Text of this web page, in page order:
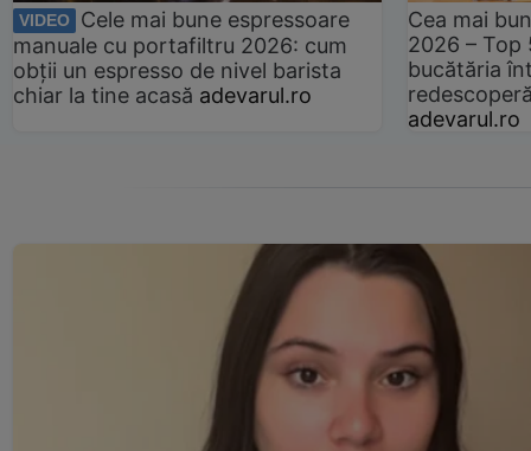
VIDEO
Cele mai bune espressoare
manuale cu portafiltru 2026: cum
obții un espresso de nivel barista
chiar la tine acasă adevarul.ro
Cea mai
2026 –
bucătăria
adevarul.ro